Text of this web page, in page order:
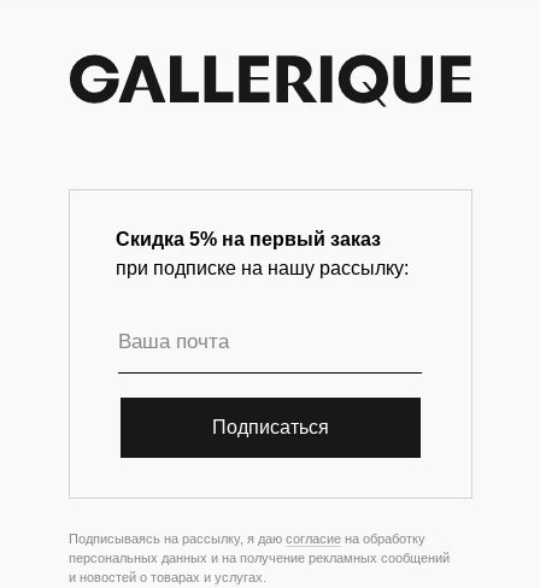
Скидка 5% на первый заказ
при подписке на нашу рассылку:
Подписываясь на рассылку, я даю согласие на обработку
персональных данных и на получение рекламных сообщений
и новостей о товарах и услугах.
Подписаться